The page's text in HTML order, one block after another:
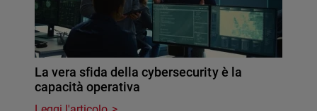
La vera sfida della cybersecurity è la
capacità operativa